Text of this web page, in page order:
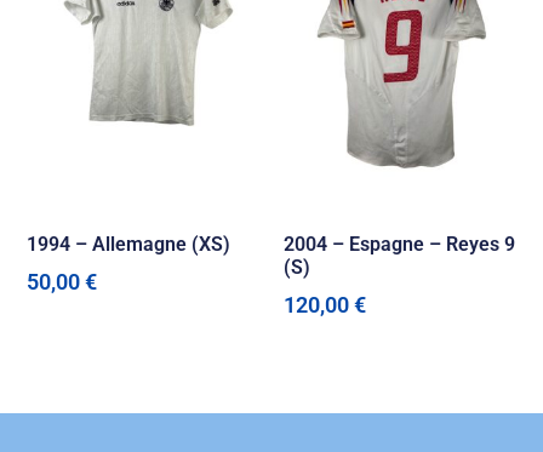
1994 – Allemagne (XS)
50,00€
2004 – Espagne – Reyes 9
(S)
120,00€